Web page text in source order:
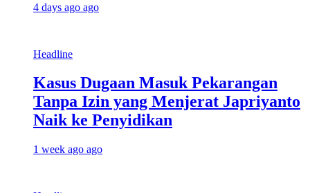
4 days ago ago
Headline
Kasus Dugaan Masuk Pekarangan
Tanpa Izin yang Menjerat Japriyanto
Naik ke Penyidikan
1 week ago ago